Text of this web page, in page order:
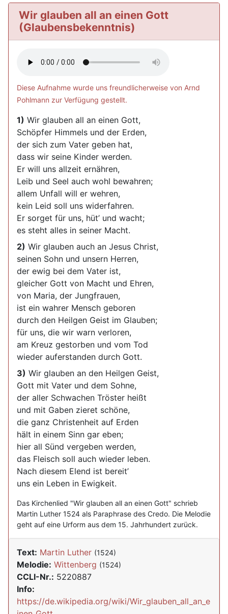
Wir glauben all an einen Gott
(Glaubensbekenntnis)
Diese Aufnahme wurde uns freundlicherweise von Arnd
Pohlmann zur Verfügung gestellt.
1) Wir glauben all an einen Gott,
Schöpfer Himmels und der Erden,
der sich zum Vater geben hat,
dass wir seine Kinder werden.
Er will uns allzeit ernähren,
Leib und Seel auch wohl bewahren;
allem Unfall will er wehren,
kein Leid soll uns widerfahren.
Er sorget für uns, hüt’ und wacht;
es steht alles in seiner Macht.
2) Wir glauben auch an Jesus Christ,
seinen Sohn und unsern Herren,
der ewig bei dem Vater ist,
gleicher Gott von Macht und Ehren,
von Maria, der Jungfrauen,
ist ein wahrer Mensch geboren
durch den Heilgen Geist im Glauben;
für uns, die wir warn verloren,
am Kreuz gestorben und vom Tod
wieder auferstanden durch Gott.
3) Wir glauben an den Heilgen Geist,
Gott mit Vater und dem Sohne,
der aller Schwachen Tröster heißt
und mit Gaben zieret schöne,
die ganz Christenheit auf Erden
hält in einem Sinn gar eben;
hier all Sünd vergeben werden,
das Fleisch soll auch wieder leben.
Nach diesem Elend ist bereit’
uns ein Leben in Ewigkeit.
Das Kirchenlied "Wir glauben all an einen Gott" schrieb
Martin Luther 1524 als Paraphrase des Credo. Die Melodie
geht auf eine Urform aus dem 15. Jahrhundert zurück.
Text: Martin Luther (1524)
Melodie: Wittenberg (1524)
CCLI-Nr.: 5220887
Info:
https://de.wikipedia.org/wiki/Wir_glauben_all_an_e